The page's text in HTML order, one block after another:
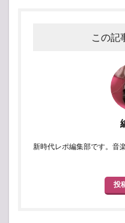
この記
新時代レポ編集部です。音
投